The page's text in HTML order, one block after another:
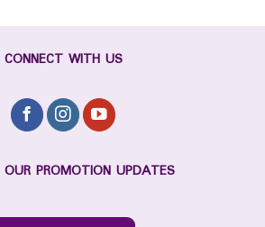
CONNECT WITH US
OUR PROMOTION UPDATES